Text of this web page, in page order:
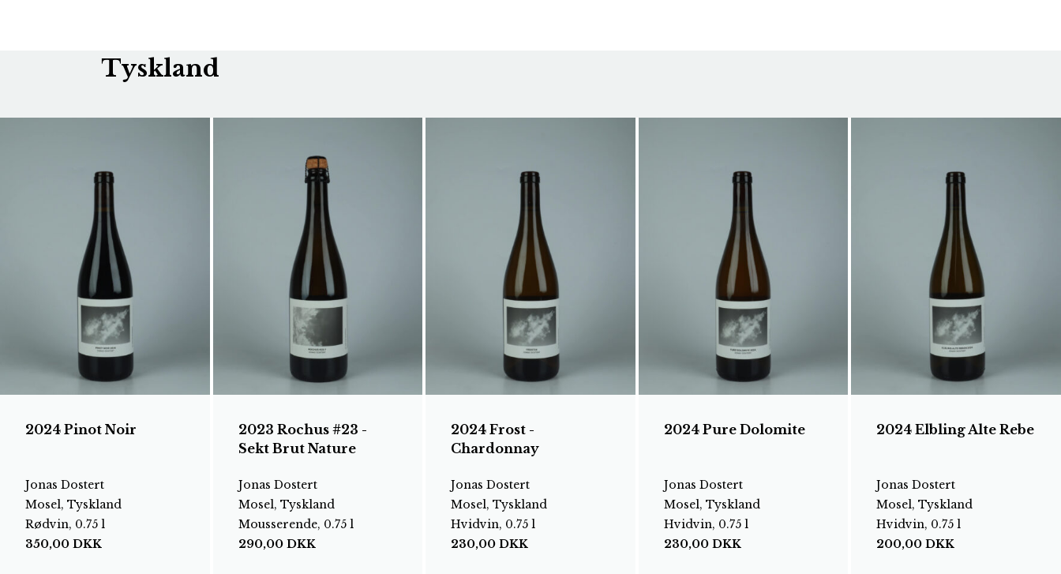
Tyskland
2024 Pinot Noir
Jonas Dostert
Mosel, Tyskland
Rødvin, 0.75 l
350,00 DKK
2023 Rochus #23 -
Sekt Brut Nature
Jonas Dostert
Mosel, Tyskland
Mousserende, 0.75 l
290,00 DKK
2024 Frost -
Chardonnay
Jonas Dostert
Mosel, Tyskland
Hvidvin, 0.75 l
230,00DKK
2024 Pure Dolomite
Jonas Dostert
Mosel, Tyskland
Hvidvin, 0.75 l
230,00 DKK
2024 Elbling Alte Rebe
Jonas Dostert
Mosel, Tyskland
Hvidvin, 0.75 l
200,00DKK